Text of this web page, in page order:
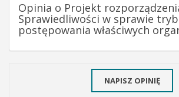
Opinia o Projekt
Sprawiedliwości w sprawie
postępowania właściwych
NAPISZ OPINIĘ